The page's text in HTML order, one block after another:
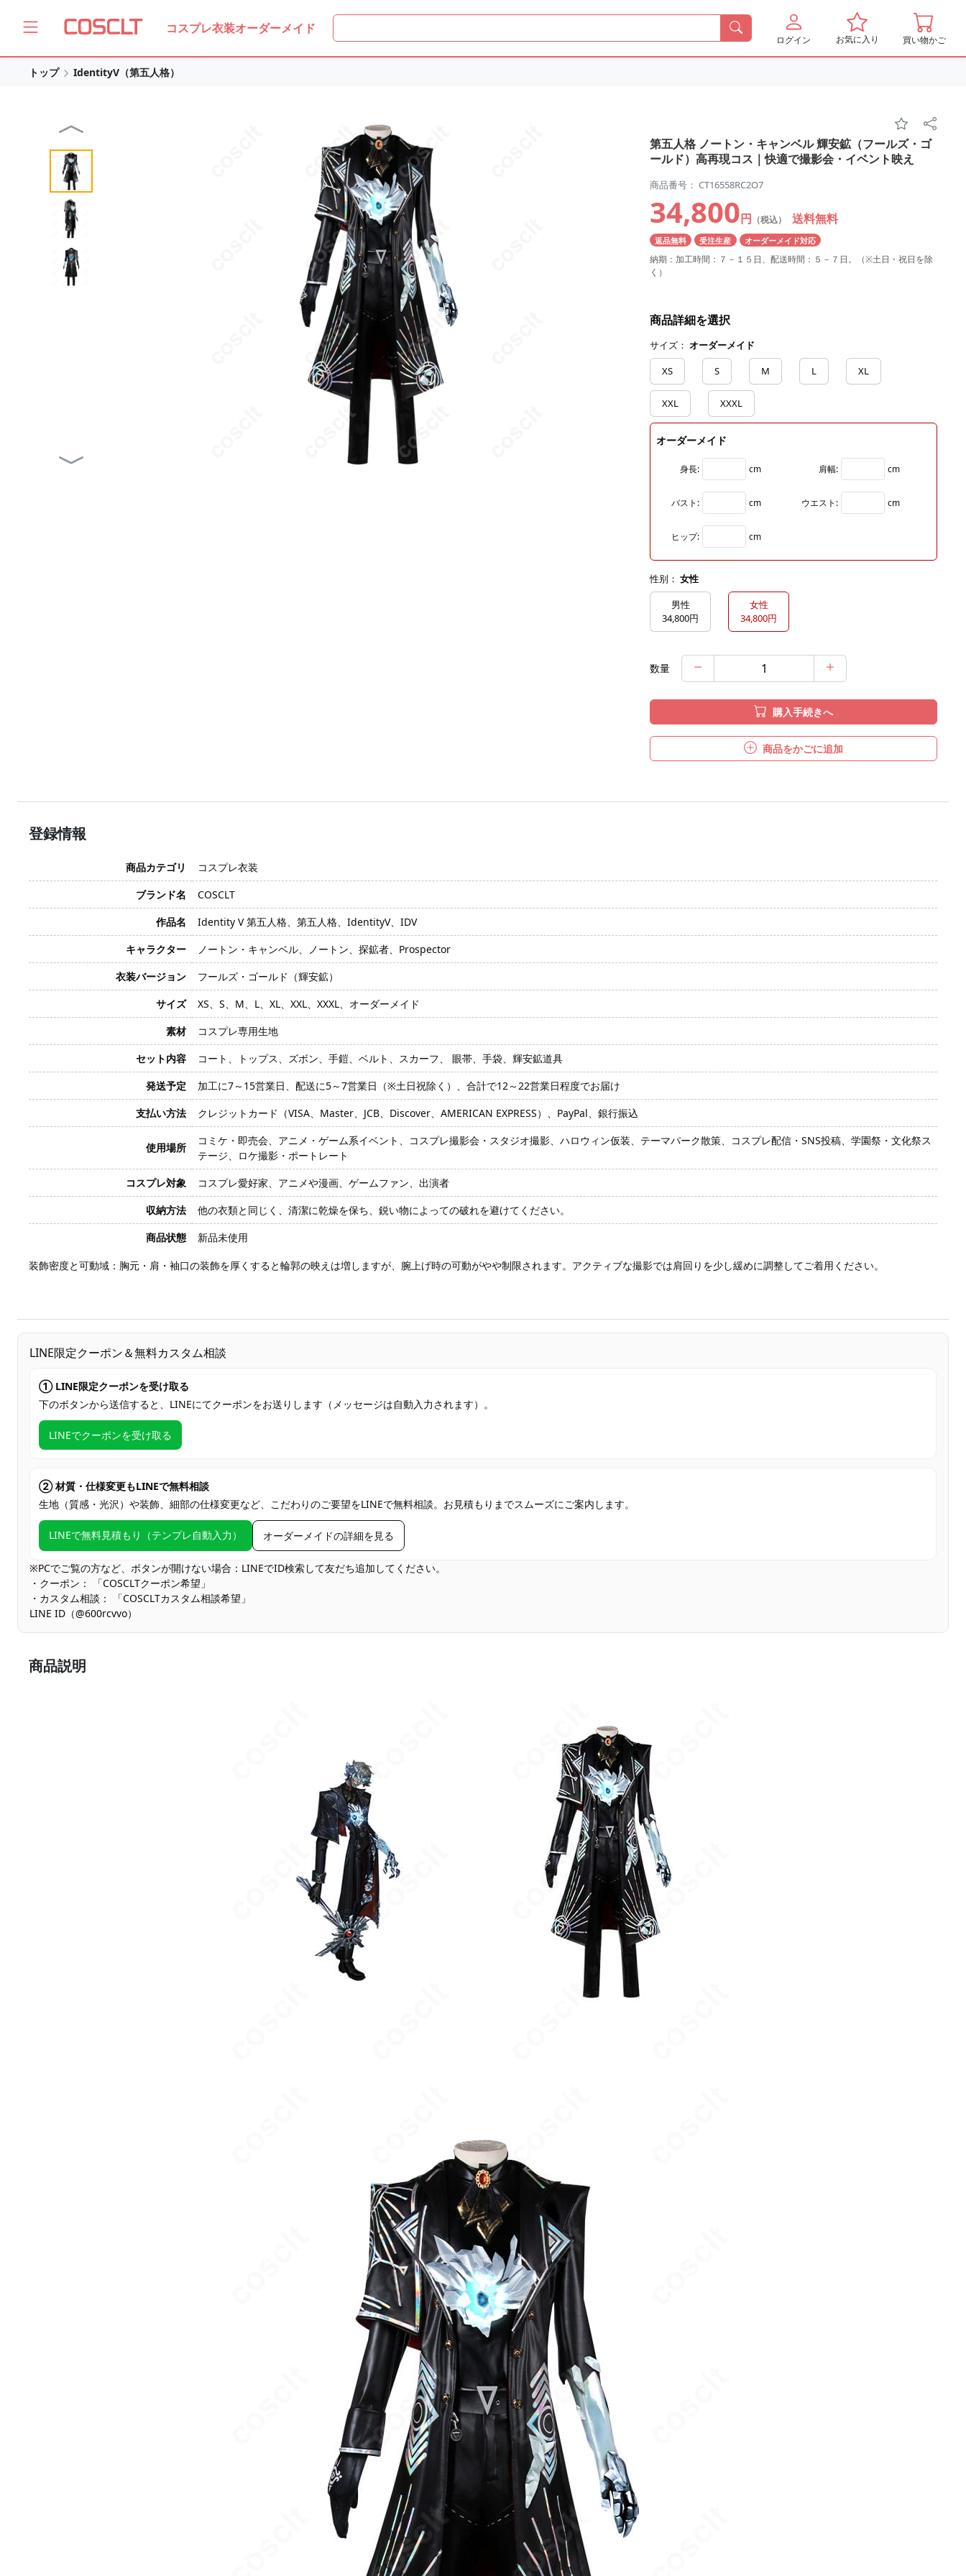
コスプレ衣装オーダーメイド
ログイン お気に入り 買い物かご
トップ IdentityV（第五人格）
第五人格 ノートン・キャンベル 輝安鉱（フールズ・ゴ
ールド）高再現コス｜快適で撮影会・イベント映え
商品番号： CT16558RC2O7
34,800円 （税込） 送料無料
返品無料 受注生産 オーダーメイド対応
納期：加工時間：７－１５日、配送時間：５－７日。（※土日・祝日を除
く）
商品詳細を選択
サイズ： オーダーメイド
XS
S M L XL
XXL XXXL
オーダーメイド
身長: cm 肩幅: cm
バスト: cm ウエスト: cm
ヒップ: cm
性别： 女性
男性
34,800円
女性
34,800円
数量
購入手続きへ
商品をかごに追加
登録情報
商品カテゴリ
コスプレ衣装
ブランド名
COSCLT
作品名
Identity V 第五人格、第五人格、IdentityV、IDV
キャラクター
ノートン・キャンベル、ノートン、探鉱者、Prospector
衣装バージョン
フールズ・ゴールド（輝安鉱）
サイズ
XS、S、M、L、XL、XXL、XXXL、オーダーメイド
素材
コスプレ専用生地
セット内容
コート、トップス、ズボン、手鎧、ベルト、スカーフ、 眼帯、手袋、輝安鉱道具
発送予定
加工に7～15営業日、配送に5～7営業日（※土日祝除く）、合計で12～22営業日程度でお届け
支払い方法
クレジットカード（VISA、Master、JCB、Discover、AMERICAN EXPRESS）、PayPal、銀行振込
使用場所
コミケ・即売会、アニメ・ゲーム系イベント、コスプレ撮影会・スタジオ撮影、ハロウィン仮装、テーマパーク散策、コスプレ配信・SNS投稿、学園祭・文化祭ス
テージ、ロケ撮影・ポートレート
コスプレ対象
コスプレ愛好家、アニメや漫画、ゲームファン、出演者
収納方法
他の衣類と同じく、清潔に乾燥を保ち、鋭い物によっての破れを避けてください。
商品状態
新品未使用
装飾密度と可動域：胸元・肩・袖口の装飾を厚くすると輪郭の映えは増しますが、腕上げ時の可動がやや制限されます。アクティブな撮影では肩回りを少し緩めに調整してご着用ください。
LINE限定クーポン＆無料カスタム相談
① LINE限定クーポンを受け取る
下のボタンから送信すると、LINEにてクーポンをお送りします（メッセージは自動入力されます）。
LINEでクーポンを受け取る
② 材質・仕様変更もLINEで無料相談
生地（質感・光沢）や装飾、細部の仕様変更など、こだわりのご要望をLINEで無料相談。お見積もりまでスムーズにご案内します。
LINEで無料見積もり（テンプレ自動入力） オーダーメイドの詳細を見る
※PCでご覧の方など、ボタンが開けない場合：LINEでID検索して友だち追加してください。
・クーポン： 「COSCLTクーポン希望」
・カスタム相談： 「COSCLTカスタム相談希望」
LINE ID（@600rcvvo）
商品説明